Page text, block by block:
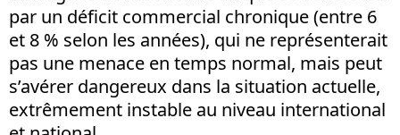
par un déficit commercial chronique (entre 6
et 8 % selon les années), qui ne représenterait
pas une menace en temps normal, mais peut
s’avérer dangereux dans la situation actuelle,
extrêmement instable au niveau international